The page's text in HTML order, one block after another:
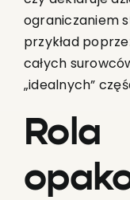
ograniczaniem
przykład
całych
„idealnych”
Rola